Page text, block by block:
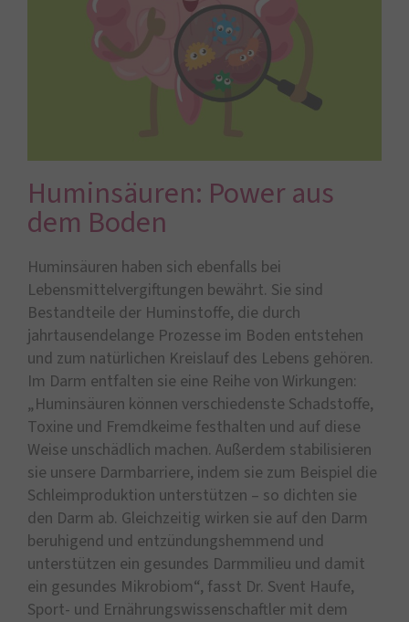
Huminsäuren: Power aus
dem Boden
Huminsäuren haben sich ebenfalls bei
Lebensmittelvergiftungen bewährt. Sie sind
Bestandteile der Huminstoffe, die durch
jahrtausendelange Prozesse im Boden entstehen
und zum natürlichen Kreislauf des Lebens gehören.
Im Darm entfalten sie eine Reihe von Wirkungen:
„Huminsäuren können verschiedenste Schadstoffe,
Toxine und Fremdkeime festhalten und auf diese
Weise unschädlich machen. Außerdem stabilisieren
sie unsere Darmbarriere, indem sie zum Beispiel die
Schleimproduktion unterstützen – so dichten sie
den Darm ab. Gleichzeitig wirken sie auf den Darm
beruhigend und entzündungshemmend und
unterstützen ein gesundes Darmmilieu und damit
ein gesundes Mikrobiom“, fasst Dr. Svent Haufe,
Sport- und Ernährungswissenschaftler mit dem